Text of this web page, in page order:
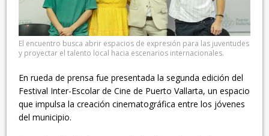
El encuentro busca abrir espacios de expresión para las juventudes
y proyectar el talento local hacia escenarios internacionales.
En rueda de prensa fue presentada la segunda edición del
Festival Inter-Escolar de Cine de Puerto Vallarta, un espacio
que impulsa la creación cinematográfica entre los jóvenes
del municipio.